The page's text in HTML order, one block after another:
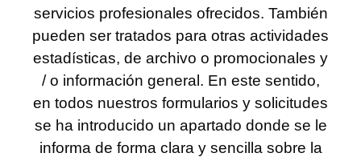
servicios profesionales ofrecidos. También
pueden ser tratados para otras actividades
estadísticas, de archivo o promocionales y
/ o información general. En este sentido,
en todos nuestros formularios y solicitudes
se ha introducido un apartado donde se le
informa de forma clara y sencilla sobre la